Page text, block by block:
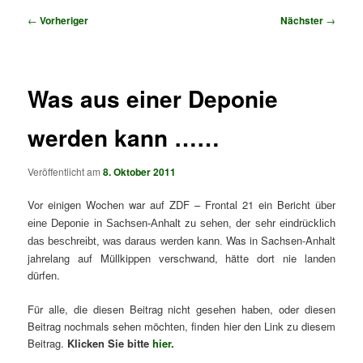
Beitragsnavigation
← Vorheriger Nächster →
Was aus einer Deponie
werden kann ……
Veröffentlicht am8. Oktober 2011
Vor einigen Wochen war auf ZDF – Frontal 21 ein Bericht über
eine Deponie in Sachsen-Anhalt zu sehen, der sehr eindrücklich
das beschreibt, was daraus werden kann. Was in Sachsen-Anhalt
jahrelang auf Müllkippen verschwand, hätte dort nie landen
dürfen.
Für alle, die diesen Beitrag nicht gesehen haben, oder diesen
Beitrag nochmals sehen möchten, finden hier den Link zu diesem
Beitrag. Klicken Sie bittehier.